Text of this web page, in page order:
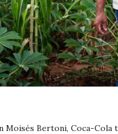
Moisés Bertoni, Coca-